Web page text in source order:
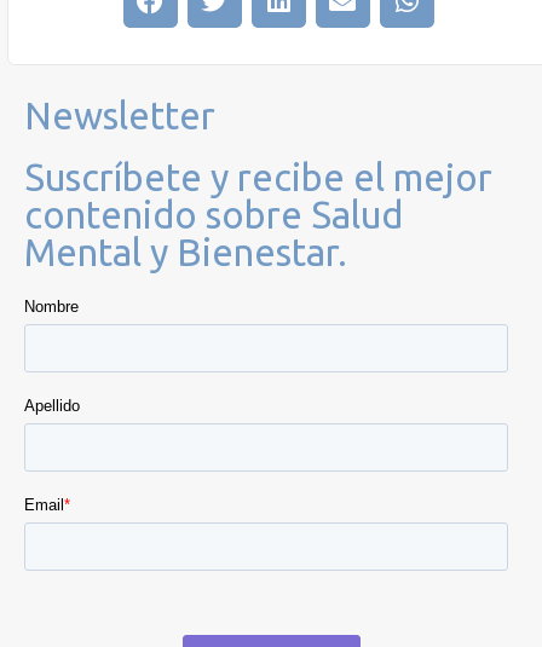
Newsletter
Suscríbete y recibe el mejor
contenido sobre Salud
Mental y Bienestar.